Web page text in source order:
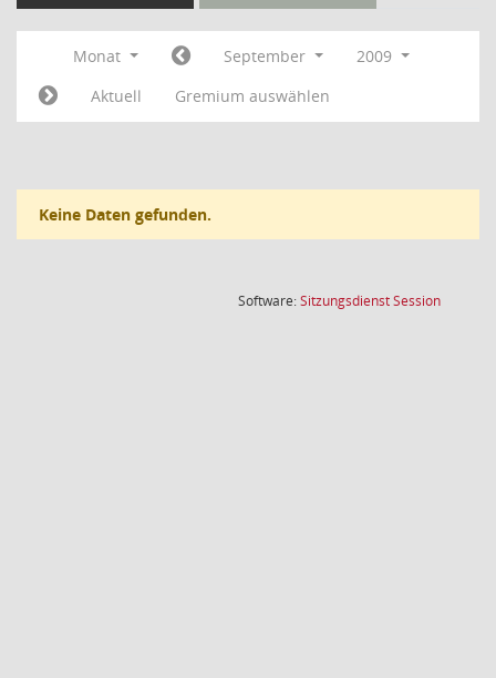
Monat September
2009
Aktuell
Gremium auswählen
Keine Daten gefunden.
Software:SitzungsdienstSession(Wird in